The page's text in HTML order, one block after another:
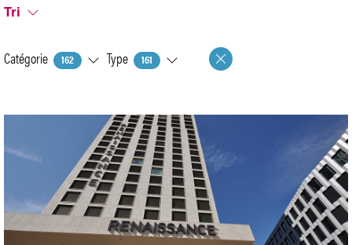
Tri
Catégorie 162 Type 161